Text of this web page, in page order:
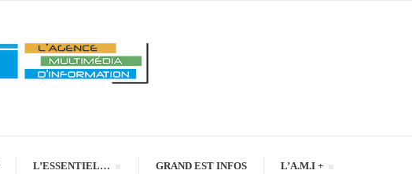
L’ESSENTIEL… GRAND EST INFOS L’A.M.I +